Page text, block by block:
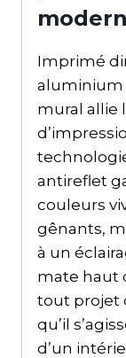
Imprimé
aluminium
mural allie
antireflet
couleurs
gênants,
à un
mate haut
tout projet
qu’il
d’un